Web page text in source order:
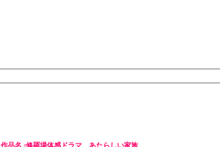
作品名 :修羅場体感ドラマ あたらしい家族